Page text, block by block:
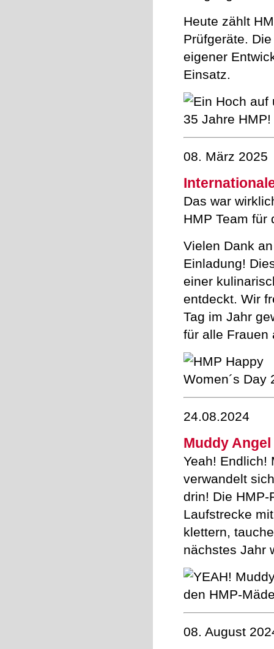
Heute zählt
Prüfgeräte.
eigener
Einsatz.
08. März 2025
Das war
HMP Team für
Vielen Dank
Einladung!
einer
entdeckt. Wir
Tag im Jahr
für alle Frauen
24.08.2024
Muddy
Yeah! Endlich!
verwandelt
drin! Die HMP-
Laufstrecke
klettern,
nächstes Jahr
08. August